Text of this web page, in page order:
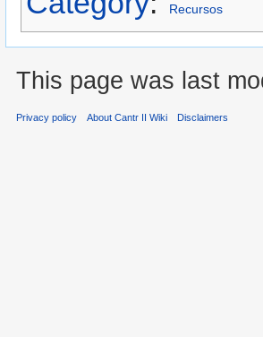
Recursos
This page was last
Privacy policy About Cantr II Wiki Disclaimers